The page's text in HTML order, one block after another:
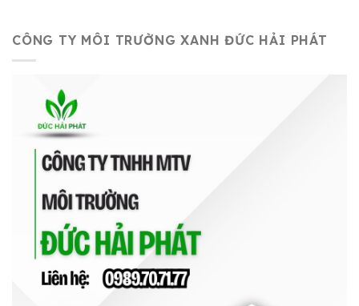
CÔNG TY MÔI TRƯỜNG XANH ĐỨC HẢI PHÁT